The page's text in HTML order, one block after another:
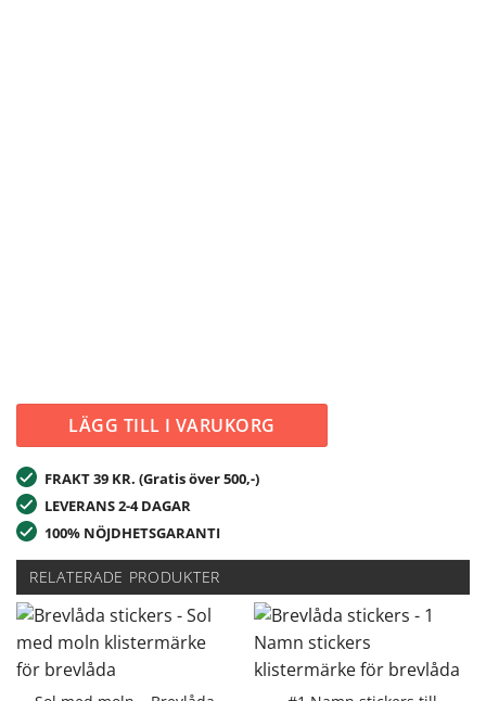
LÄGG TILL I VARUKORG
FRAKT 39 KR. (Gratis över 500,-)
LEVERANS 2-4 DAGAR
100% NÖJDHETSGARANTI
RELATERADE PRODUKTER